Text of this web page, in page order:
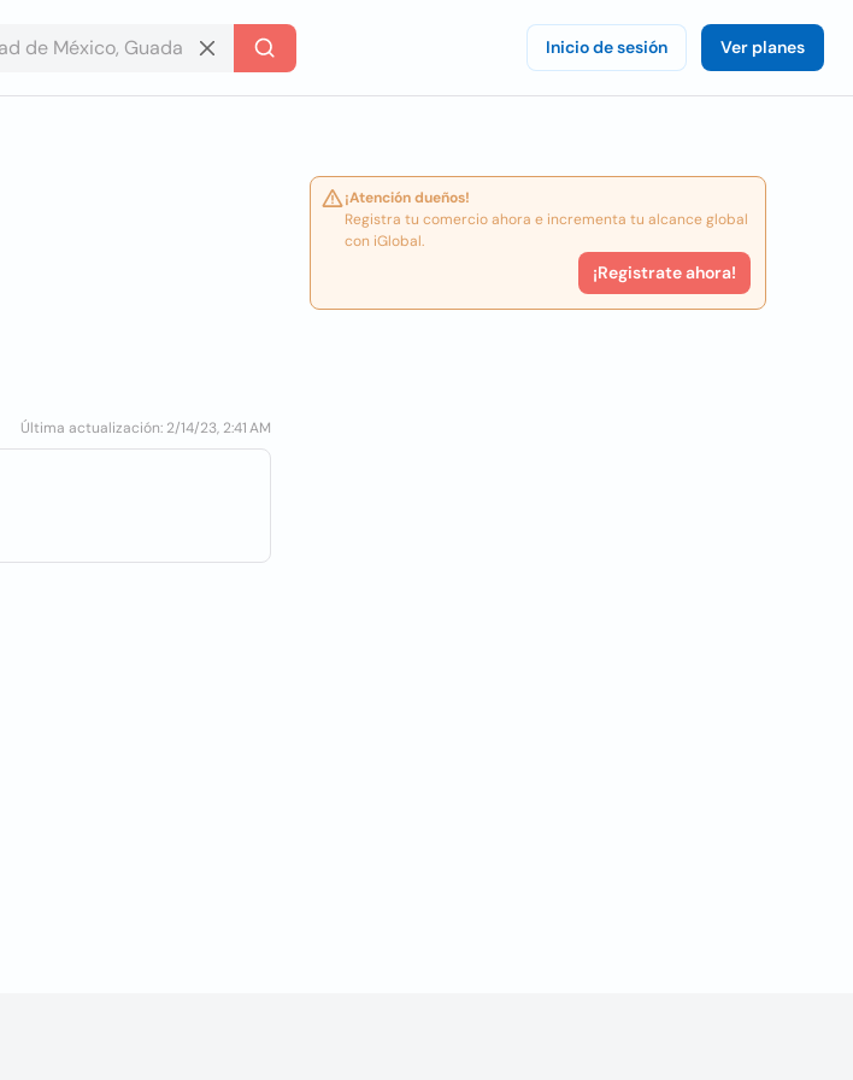
Inicio de sesión Ver planes
Última actualización: 2/14/23, 2:41 AM
¡Atención dueños!
Registra tu comercio ahora e incrementa tu alcance global
con iGlobal.
¡Registrate ahora!